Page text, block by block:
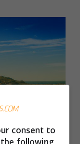
consent to
following